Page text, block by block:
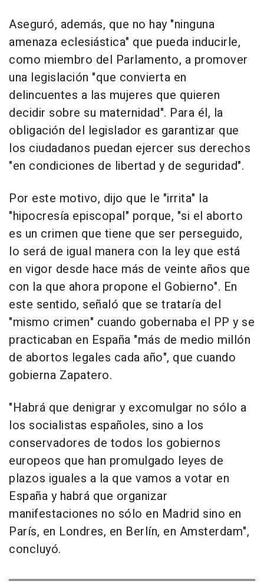
Aseguró, además, que no hay "ninguna
amenaza eclesiástica" que pueda inducirle,
como miembro del Parlamento, a promover
una legislación "que convierta en
delincuentes a las mujeres que quieren
decidir sobre su maternidad". Para él, la
obligación del legislador es garantizar que
los ciudadanos puedan ejercer sus derechos
"en condiciones de libertad y de seguridad".
Por este motivo, dijo que le "irrita" la
"hipocresía episcopal" porque, "si el aborto
es un crimen que tiene que ser perseguido,
lo será de igual manera con la ley que está
en vigor desde hace más de veinte años que
con la que ahora propone el Gobierno". En
este sentido, señaló que se trataría del
"mismo crimen" cuando gobernaba el PP y se
practicaban en España "más de medio millón
de abortos legales cada año", que cuando
gobierna Zapatero.
"Habrá que denigrar y excomulgar no sólo a
los socialistas españoles, sino a los
conservadores de todos los gobiernos
europeos que han promulgado leyes de
plazos iguales a la que vamos a votar en
España y habrá que organizar
manifestaciones no sólo en Madrid sino en
París, en Londres, en Berlín, en Amsterdam",
concluyó.